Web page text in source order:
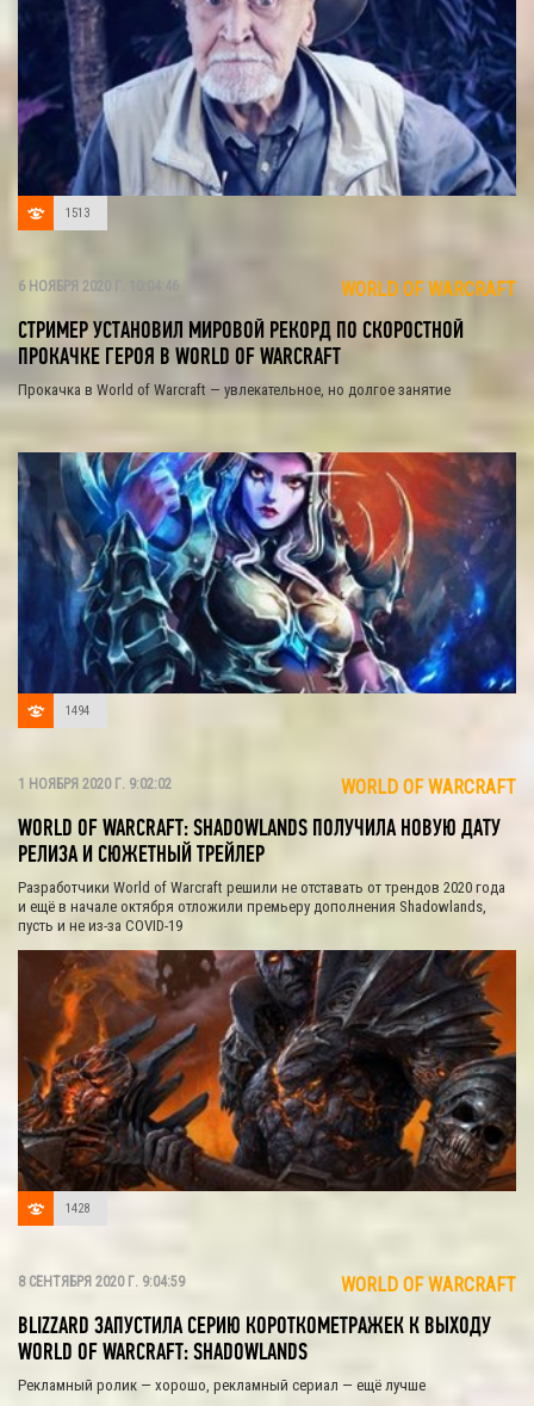
1513
6 НОЯБРЯ 2020 Г. 10:04:46 WORLD OF WARCRAFT
СТРИМЕР УСТАНОВИЛ МИРОВОЙ РЕКОРД ПО СКОРОСТНОЙ
ПРОКАЧКЕ ГЕРОЯ В WORLD OF WARCRAFT
Прокачка в World of Warcraft — увлекательное, но долгое занятие
1494
1 НОЯБРЯ 2020 Г. 9:02:02 WORLD OF WARCRAFT
WORLD OF WARCRAFT: SHADOWLANDS ПОЛУЧИЛА НОВУЮ ДАТУ
РЕЛИЗА И СЮЖЕТНЫЙ ТРЕЙЛЕР
Разработчики World of Warcraft решили не отставать от трендов 2020 года
и ещё в начале октября отложили премьеру дополнения Shadowlands,
пусть и не из-за COVID-19
1428
8 СЕНТЯБРЯ 2020 Г. 9:04:59 WORLD OF WARCRAFT
BLIZZARD ЗАПУСТИЛА СЕРИЮ КОРОТКОМЕТРАЖЕК К ВЫХОДУ
WORLD OF WARCRAFT: SHADOWLANDS
Рекламный ролик — хорошо, рекламный сериал — ещё лучше